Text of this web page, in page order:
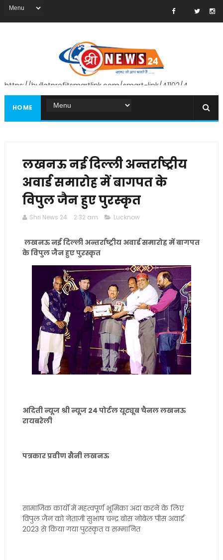
https://bulletprofitsmartlink.com/smart-link/41102/4
HOME
लखनऊ नई दिल्ली अन्तर्राष्ट्रीय
अवार्ड समारोह में बागपत के
विपुल जैन हुए पुरस्कृत
Shri News 24 2:32 am Lucknow
लखनऊ नई दिल्ली अन्तर्राष्ट्रीय अवार्ड समारोह में बागपत
के विपुल जैन हुए पुरस्कृत
अदिती न्यूज श्री न्यूज 24 पोर्टल यूट्यूब चैनल लखनऊ
रायबरेली
पत्रकार प्रवीण सैनी लखनऊ
सामाजिक कार्यो में महत्वपूर्ण भूमिका अदा करने के लिए
विपुल जैन को नेताजी सुभाष चन्द्र बोस नोबेल पीस अवार्ड
2023 से किया गया पुरस्कृत व सम्मानित